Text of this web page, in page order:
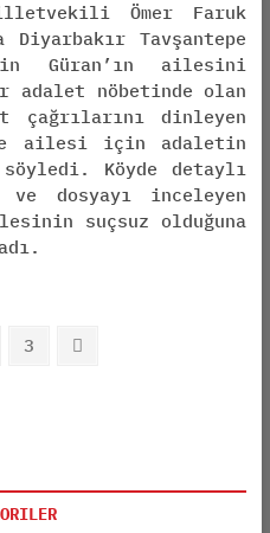
Ömer Faruk
Tavşantepe
Güran’ın ailesini
nöbetinde olan
çağrılarını dinleyen
ailesi için adaletin
Köyde detaylı
ve dosyayı inceleyen
suçsuz olduğuna
Page
3